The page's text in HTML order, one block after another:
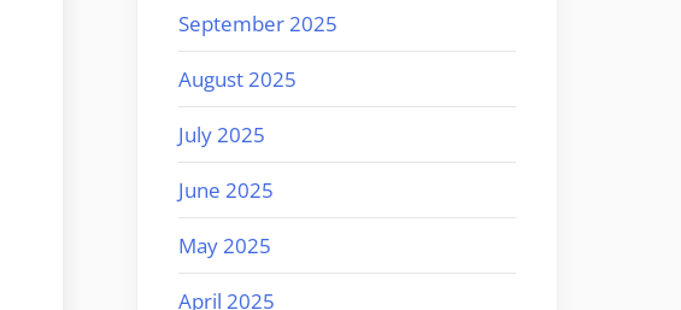
September 2025
August 2025
July 2025
June 2025
May 2025
April 2025